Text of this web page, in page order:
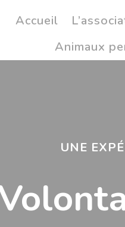
Accueil
Animaux
UNE